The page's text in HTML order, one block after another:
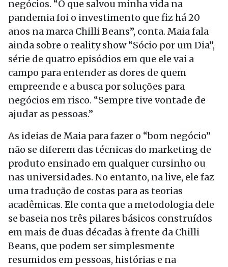
negócios. “O que salvou minha vida na
pandemia foi o investimento que fiz há 20
anos na marca Chilli Beans”, conta. Maia fala
ainda sobre o reality show “Sócio por um Dia”,
série de quatro episódios em que ele vai a
campo para entender as dores de quem
empreende e a busca por soluções para
negócios em risco. “Sempre tive vontade de
ajudar as pessoas.”
As ideias de Maia para fazer o “bom negócio”
não se diferem das técnicas do marketing de
produto ensinado em qualquer cursinho ou
nas universidades. No entanto, na live, ele faz
uma tradução de costas para as teorias
acadêmicas. Ele conta que a metodologia dele
se baseia nos três pilares básicos construídos
em mais de duas décadas à frente da Chilli
Beans, que podem ser simplesmente
resumidos em pessoas, histórias e na